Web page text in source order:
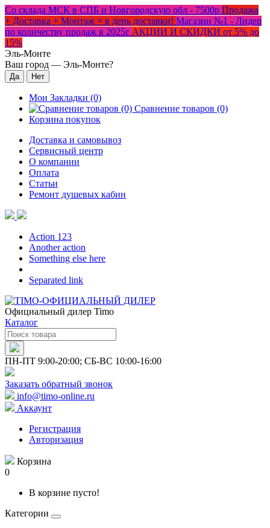
Со склада МСК в СПБ и Новгородскую обл - 7500р Продажа
+ Доставка + Монтаж = в день доставки! Магазин №1 - Лидер
по количеству продаж в 2025г АКЦИИ И СКИДКИ от 5% до
15%
Эль-Монте
Ваш город — Эль-Монте?
Мои Закладки (0)
Сравнение товаров (0)
Корзина покупок
Доставка и самовывоз
Сервисный центр
О компании
Оплата
Статьи
Ремонт душевых кабин
Action 123
Another action
Something else here
Separated link
Официальный дилер Timo
Каталог
ПН-ПТ 9:00-20:00; СБ-ВС 10:00-16:00
Заказать обратный звонок
info@timo-online.ru
Аккаунт
Регистрация
Авторизация
Корзина
0
В корзине пусто!
Категории